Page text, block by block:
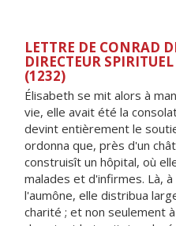
LETTRE DE CONRAD
DIRECTEUR
(1232)
Élisabeth se mit alors à
vie, elle avait été la
devint entièrement le
ordonna que, près d'un
construisît un hôpital, où
malades et d'infirmes. Là,
l'aumône, elle distribua
charité ; et non seulement